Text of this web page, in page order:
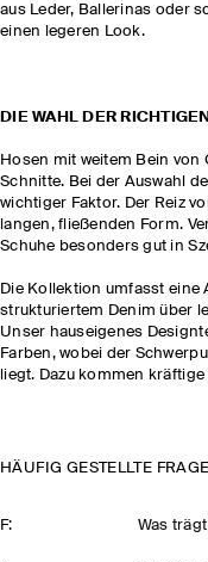
aus Leder, Ballerinas oder
einen legeren Look.
DIE WAHL DER
Hosen mit weitem Bein von
Schnitte. Bei der Auswahl
wichtiger Faktor. Der Reiz
langen, fließenden Form.
Schuhe besonders gut in
Die Kollektion umfasst eine
strukturiertem Denim über
Unser hauseigenes
Farben, wobei der
liegt. Dazu kommen
HÄUFIG GESTELLTE
F: Was